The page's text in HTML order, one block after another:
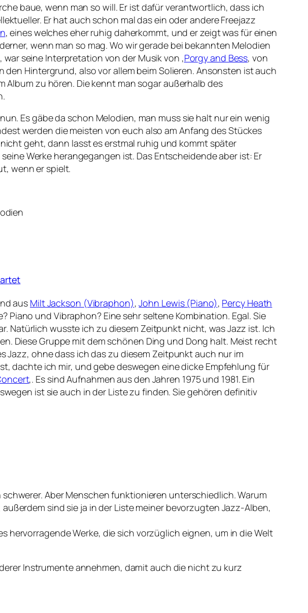
baue, wenn man so will. Er ist dafür verantwortlich, dass ich
Er hat auch schon mal das ein oder andere Freejazz
, eines welches eher ruhig daherkommt, und er zeigt was für einen
wenn man so mag. Wo wir gerade bei bekannten Melodien
seine Interpretation von der Musik von ‚Porgy and Bess‚ von
Hintergrund, also vor allem beim Solieren. Ansonsten ist auch
Album zu hören. Die kennt man sogar außerhalb des
Es gäbe da schon Melodien, man muss sie halt nur ein wenig
werden die meisten von euch also am Anfang des Stückes
geht, dann lasst es erstmal ruhig und kommt später
Werke herangegangen ist. Das Entscheidende aber ist: Er
wenn er spielt.
aus Milt Jackson (Vibraphon),John Lewis (Piano), Percy Heath
Piano und Vibraphon? Eine sehr seltene Kombination. Egal. Sie
Natürlich wusste ich zu diesem Zeitpunkt nicht, was Jazz ist. Ich
Diese Gruppe mit dem schönen Ding und Dong halt. Meist recht
Jazz, ohne dass ich das zu diesem Zeitpunkt auch nur im
dachte ich mir, und gebe deswegen eine dicke Empfehlung für
‚. Es sind Aufnahmen aus den Jahren 1975 und 1981. Ein
ist sie auch in der Liste zu finden. Sie gehören definitiv
Aber Menschen funktionieren unterschiedlich. Warum
sind sie ja in der Liste meiner bevorzugten Jazz-Alben,
hervorragende Werke, die sich vorzüglich eignen, um in die Welt
Instrumente annehmen, damit auch die nicht zu kurz